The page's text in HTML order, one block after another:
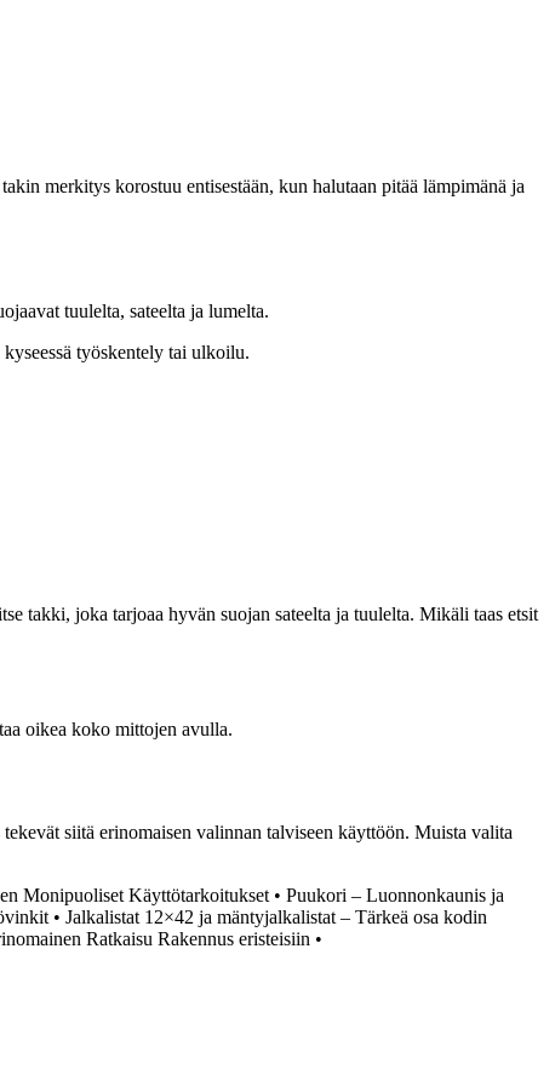
merkitys korostuu entisestään, kun halutaan pitää lämpimänä ja
tuulelta, sateelta ja lumelta.
työskentely tai ulkoilu.
takki, joka tarjoaa hyvän suojan sateelta ja tuulelta. Mikäli taas etsit
oikea koko mittojen avulla.
siitä erinomaisen valinnan talviseen käyttöön. Muista valita
Monipuoliset Käyttötarkoitukset • Puukori – Luonnonkaunis ja
• Jalkalistat 12×42 ja mäntyjalkalistat – Tärkeä osa kodin
Ratkaisu Rakennus eristeisiin •